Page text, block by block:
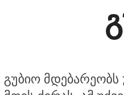
გუბიო მდებარეობს